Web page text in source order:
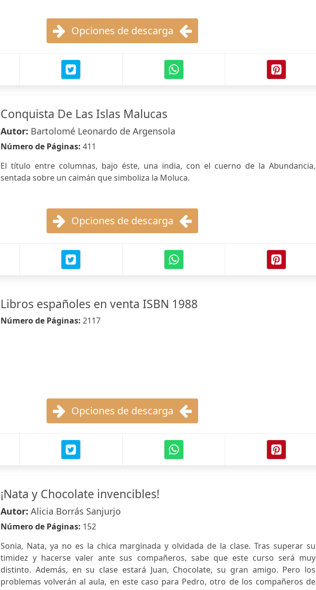
Opciones de descarga
Conquista De Las Islas Malucas
Autor: Bartolomé Leonardo de Argensola
Número de Páginas: 411
El título entre columnas, bajo éste, una india, con el cuerno de la Abundancia,
sentada sobre un caimán que simboliza la Moluca.
Opciones de descarga
Libros españoles en venta ISBN 1988
Número de Páginas: 2117
Opciones de descarga
¡Nata y Chocolate invencibles!
Autor: Alicia Borrás Sanjurjo
Número de Páginas: 152
Sonia, Nata, ya no es la chica marginada y olvidada de la clase. Tras superar su
timidez y hacerse valer ante sus compañeros, sabe que este curso será muy
distinto. Además, en su clase estará Juan, Chocolate, su gran amigo. Pero los
problemas volverán al aula, en este caso para Pedro, otro de los compañeros de